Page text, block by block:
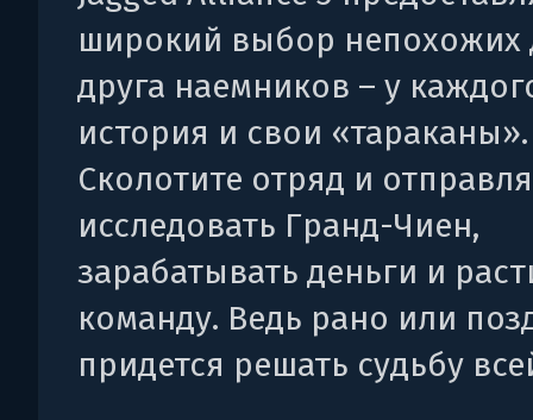
широкий выбор непохожих
друга наемников – у
история и свои «тараканы».
Сколотите отряд и
исследовать Гранд-Чиен,
зарабатывать деньги и
команду. Ведь рано или
придется решать судьбу